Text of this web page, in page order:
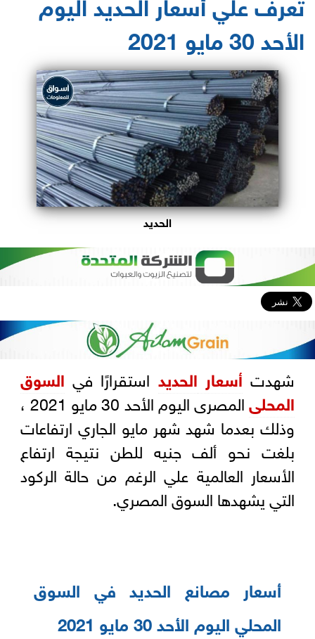
الأحد 30 مايو 2021
الحديد
شهدت أسعار الحديد استقرارًا في السوق
المحلى
المصرى اليوم الأحد 30 مايو 2021 ،
وذلك بعدما شهد شهر مايو الجاري ارتفاعات
بلغت نحو ألف جنيه للطن نتيجة ارتفاع
الأسعار العالمية علي الرغم من حالة الركود
التي يشهدها السوق المصري.
أسعار مصانع الحديد في السوق
المحلي اليوم الأحد 30 مايو 2021